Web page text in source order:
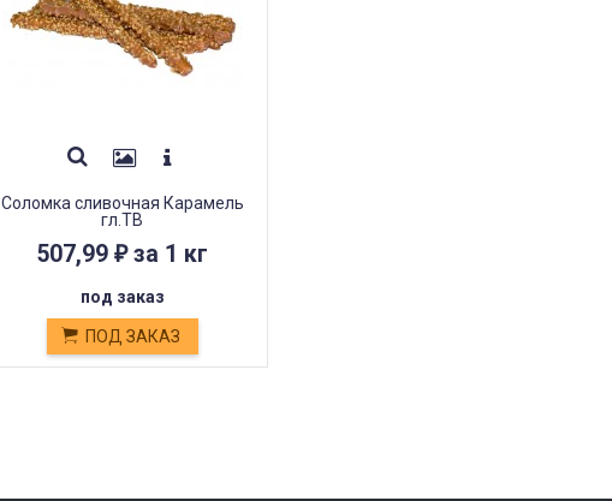
Соломка сливочная Карамель
гл.ТВ
507,99₽за 1 кг
под заказ
ПОД ЗАКАЗ